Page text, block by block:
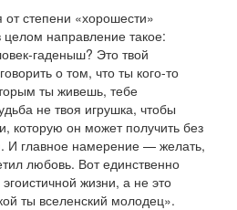
степени «хорошести»
направление такое:
гаденыш? Это твой
о том, что ты кого-то
ты живешь, тебе
не твоя игрушка, чтобы
которую он может получить без
И главное намерение — желать,
любовь. Вот единственно
жизни, а не это
ты вселенский молодец».